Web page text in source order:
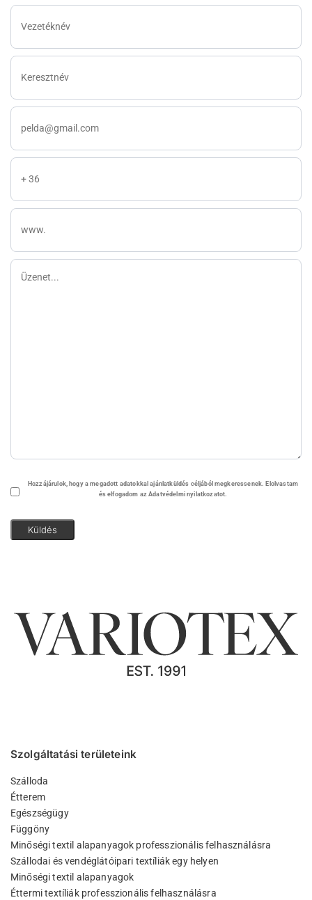
Adatvédelem
Hozzájárulok, hogy a megadott adatokkal ajánlatküldés céljából megkeressenek. Elolvastam
és elfogadom az Adatvédelmi nyilatkozatot.
Szolgáltatási területeink
Szálloda
Étterem
Egészségügy
Függöny
Minőségi textil alapanyagok professzionális felhasználásra
Szállodai és vendéglátóipari textíliák egy helyen
Minőségi textil alapanyagok
Éttermi textíliák professzionális felhasználásra